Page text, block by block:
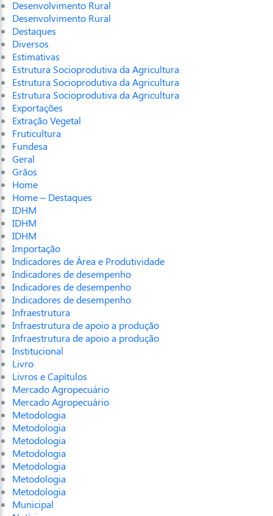
Desenvolvimento Rural
Desenvolvimento Rural
Destaques
Diversos
Estimativas
Estrutura Socioprodutiva da Agricultura
Estrutura Socioprodutiva da Agricultura
Estrutura Socioprodutiva da Agricultura
Exportações
Extração Vegetal
Fruticultura
Fundesa
Geral
Grãos
Home
Home – Destaques
IDHM
IDHM
IDHM
Importação
Indicadores de Área e Produtividade
Indicadores de desempenho
Indicadores de desempenho
Indicadores de desempenho
Infraestrutura
Infraestrutura de apoio a produção
Infraestrutura de apoio a produção
Institucional
Livro
Livros e Capítulos
Mercado Agropecuário
Mercado Agropecuário
Metodologia
Metodologia
Metodologia
Metodologia
Metodologia
Metodologia
Metodologia
Municipal